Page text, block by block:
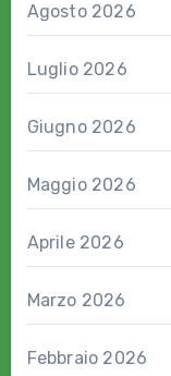
Agosto 2026
Luglio 2026
Giugno 2026
Maggio 2026
Aprile 2026
Marzo 2026
Febbraio 2026